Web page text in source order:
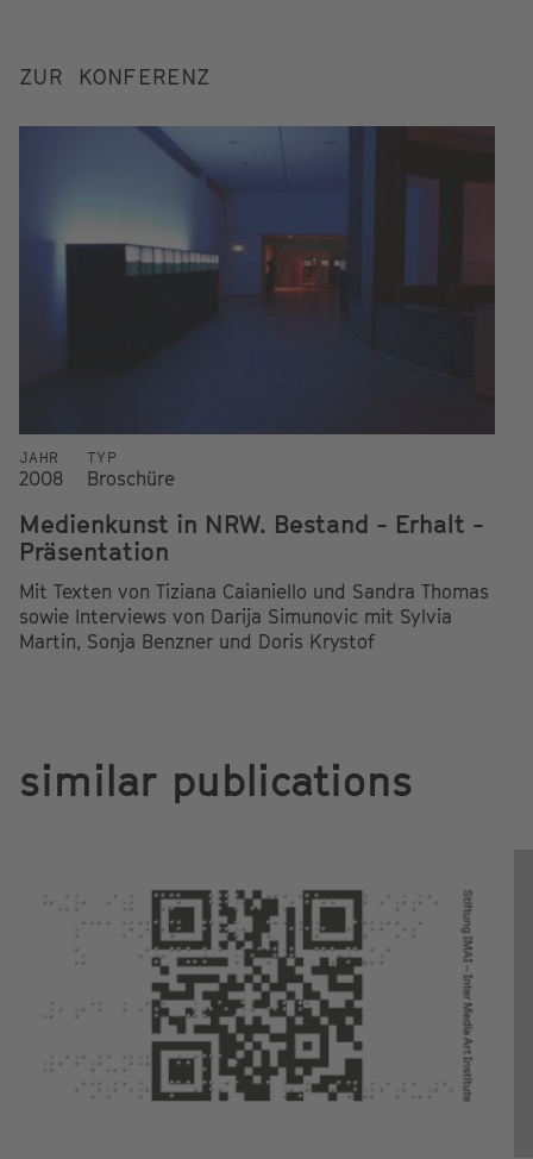
ZUR KONFERENZ
JAHR
2008
TYP
Broschüre
Medienkunst in NRW. Bestand - Erhalt -
Präsentation
Mit Texten von Tiziana Caianiello und Sandra Thomas
sowie Interviews von Darija Simunovic mit Sylvia
Martin, Sonja Benzner und Doris Krystof
similar publications